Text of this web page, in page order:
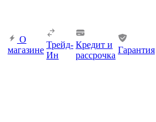
О
магазине
Трейд-
Ин
Кредит и
рассрочка
Гарантия